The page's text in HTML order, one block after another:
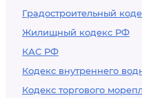
Градостроительный
Жилищный кодекс РФ
КАС РФ
Кодекс внутреннего
Кодекс торгового